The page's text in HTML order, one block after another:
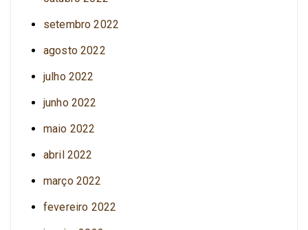
setembro 2022
agosto 2022
julho 2022
junho 2022
maio 2022
abril 2022
março 2022
fevereiro 2022